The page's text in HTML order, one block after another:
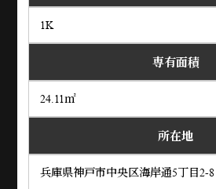
1K
専有面積
24.11㎡
所在地
兵庫県神戸市中央区海岸通5丁目2-8